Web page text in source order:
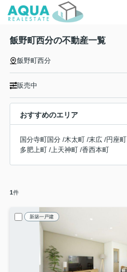
飯野町西分の不動産一覧
飯野町西分
販売中
おすすめのエリア
国分寺町国分 /木太町 /末広 /円座町
多肥上町 / 上天神町 /香西本町
1件
新築一戸建